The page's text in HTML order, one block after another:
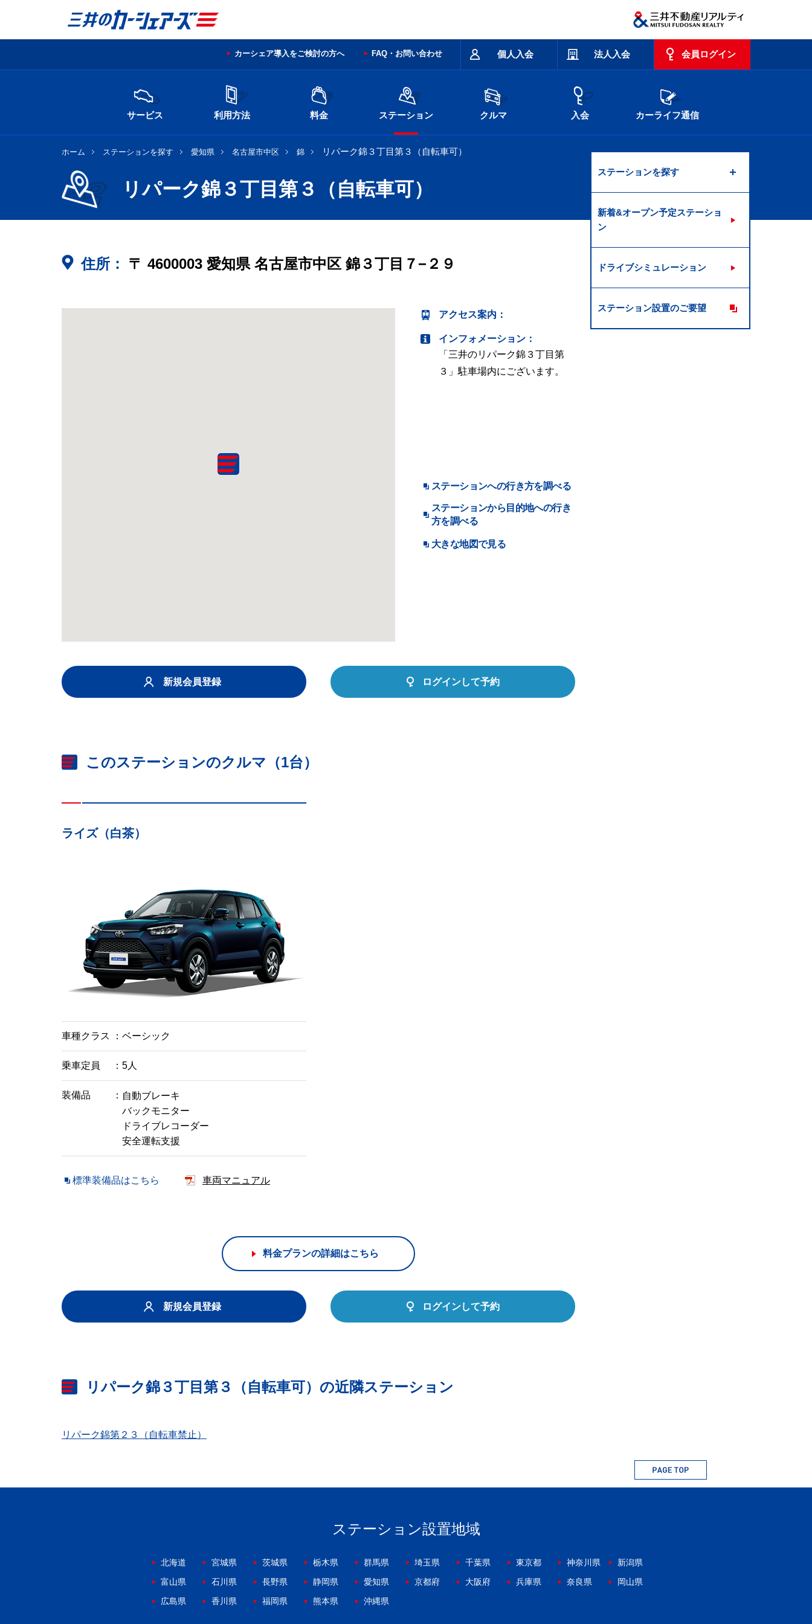
個人入会 法人入会 会員ログイン
カーシェア導入をご検討の方へ FAQ・お問い合わせ
サービス 利用方法 料金 ステーション クルマ 入会 カーライフ通信
ホーム ステーションを探す 愛知県 名古屋市中区 錦 リパーク錦３丁目第３（自転車可）
リパーク錦３丁目第３（自転車可）
住所： 〒 4600003 愛知県 名古屋市中区 錦３丁目７−２９
アクセス案内 ：
インフォメーション：
「三井のリパーク錦３丁目第
３」駐車場内にございます。
ステーションへの行き方を調べる
ステーションから目的地への行き
方を調べる
大きな地図で見る
新規会員登録 ログインして予約
このステーションのクルマ（1台）
ライズ（白茶）
車種クラス ベーシック
乗車定員 5人
装備品
自動ブレーキ
バックモニター
ドライブレコーダー
安全運転支援
標準装備品はこちら 車両マニュアル
料金プランの詳細はこちら
新規会員登録 ログインして予約
リパーク錦３丁目第３（自転車可）の近隣ステーション
リパーク錦第２３（自転車禁止）
ステーションを探す
新着&オープン予定ステーショ
ン
ドライブシミュレーション
ステーション設置のご要望
ステーション設置地域
北海道 宮城県 茨城県 栃木県 群馬県 埼玉県 千葉県 東京都 神奈川県
新潟県
富山県
石川県 長野県 静岡県 愛知県 京都府 大阪府 兵庫県 奈良県
岡山県
広島県
香川県 福岡県 熊本県 沖縄県